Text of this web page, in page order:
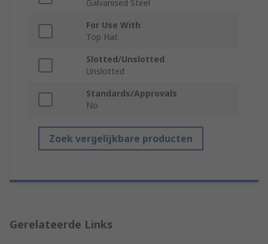
Galvanised Steel
For Use With
Top Hat
Slotted/Unslotted
Unslotted
Standards/Approvals
No
Zoek vergelijkbare producten
Gerelateerde Links